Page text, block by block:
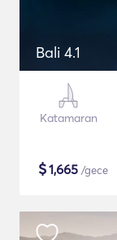
Bali 4.1
Katamaran
$1,665 /gece